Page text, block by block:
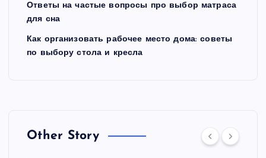
Ответы на частые вопросы про выбор матраса
для сна
Как организовать рабочее место дома: советы
по выбору стола и кресла
Other Story